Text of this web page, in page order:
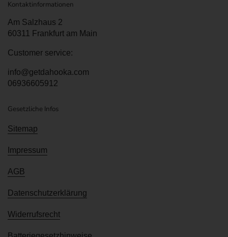
Kontaktinformationen
Am Salzhaus 2
60311 Frankfurt am Main
Customer service:
info@getdahooka.com
06936605912
Gesetzliche Infos
Sitemap
Impressum
AGB
Datenschutzerklärung
Widerrufsrecht